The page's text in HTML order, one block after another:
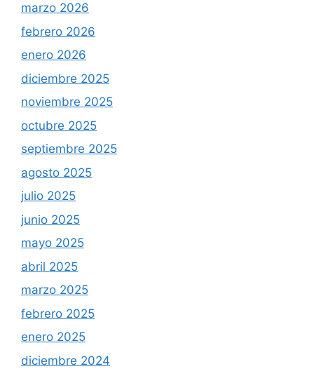
marzo 2026
febrero 2026
enero 2026
diciembre 2025
noviembre 2025
octubre 2025
septiembre 2025
agosto 2025
julio 2025
junio 2025
mayo 2025
abril 2025
marzo 2025
febrero 2025
enero 2025
diciembre 2024